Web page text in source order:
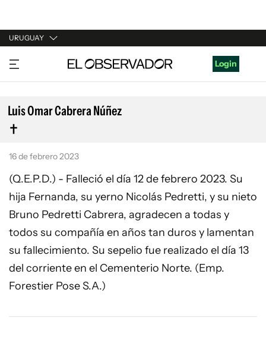
URUGUAY
URUGUAY
ARGENTINA
ESPAÑA
ESTADOS UNIDOS
Login
Luis Omar Cabrera Núñez
16 de febrero 2023
(Q.E.P.D.) - Falleció el día 12 de febrero 2023. Su
hija Fernanda, su yerno Nicolás Pedretti, y su nieto
Bruno Pedretti Cabrera, agradecen a todas y
todos su compañía en años tan duros y lamentan
su fallecimiento. Su sepelio fue realizado el día 13
del corriente en el Cementerio Norte. (Emp.
Forestier Pose S.A.)